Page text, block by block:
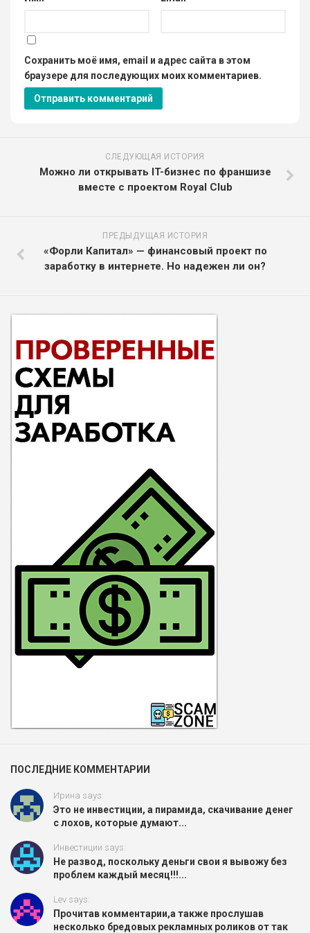
Сохранить моё имя, email и адрес сайта в этом
браузере для последующих моих комментариев.
СЛЕДУЮЩАЯ ИСТОРИЯ
Можно ли открывать IT-бизнес по франшизе
вместе с проектом Royal Club
ПРЕДЫДУЩАЯ ИСТОРИЯ
«Форли Капитал» — финансовый проект по
заработку в интернете. Но надежен ли он?
ПОСЛЕДНИЕ КОММЕНТАРИИ
Ирина says:
Это не инвестиции, а пирамида, скачивание денег
с лохов, которые думают...
Инвестиции says:
Не развод, поскольку деньги свои я вывожу без
проблем каждый месяц!!!...
Lev says:
Прочитав комментарии,а также прослушав
несколько бредовых рекламных роликов от так